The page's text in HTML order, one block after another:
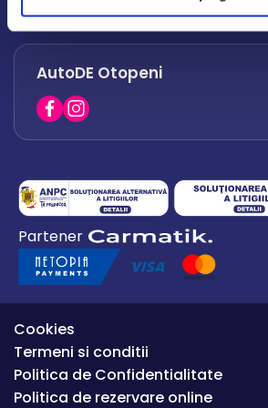
office.afumati@autode.ro
0730 063 852
0730 063 851
AutoDE Otopeni
0754 649 360
office.premium@autode.ro
Partener
Cookies
Termeni si conditii
Politica de Confidentialitate
Politica de rezervare online